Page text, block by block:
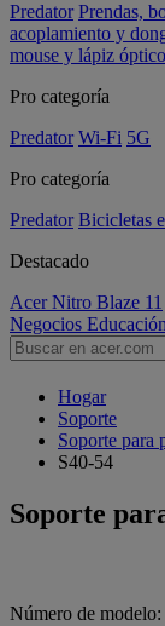
Predator Prendas,
acoplamiento y
mouse y lápiz óptico
Pro categoría
Predator Wi-Fi 5G
Pro categoría
Predator Bicicletas
Destacado
Acer Nitro Blaze 11
Negocios Educación
Hogar
Soporte
Soporte para
S40-54
Soporte
Número de modelo: